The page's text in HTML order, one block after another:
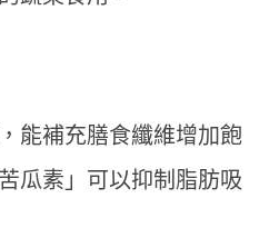
能補充膳食纖維增加飽
瓜素」可以抑制脂肪吸